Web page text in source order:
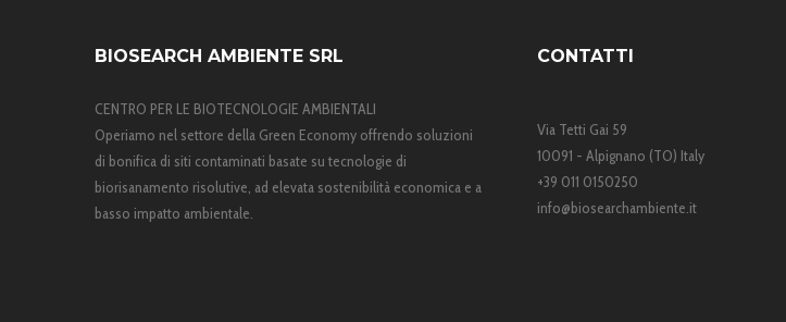
BIOSEARCH AMBIENTE SRL
CENTRO PER LE BIOTECNOLOGIE AMBIENTALI
Operiamo nel settore della Green Economy offrendo soluzioni
di bonifica di siti contaminati basate su tecnologie di
biorisanamento risolutive, ad elevata sostenibilità economica e a
basso impatto ambientale.
CONTATTI
Via Tetti Gai 59
10091 - Alpignano (TO) Italy
+39 011 0150250
info@biosearchambiente.it